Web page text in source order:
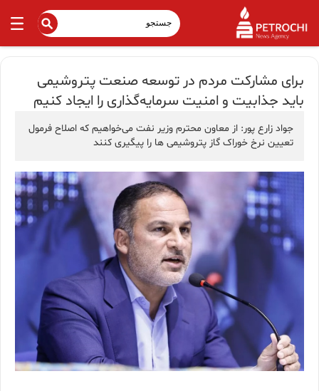
برای مشارکت مردم در توسعه صنعت پتروشیمی
باید جذابیت‌ و امنیت سرمایه‌گذاری را ایجاد کنیم
جواد زارع پور: از معاون محترم وزیر نفت می‌خواهیم که اصلاح فرمول
تعیین نرخ خوراک گاز پتروشیمی ها را پیگیری کنند